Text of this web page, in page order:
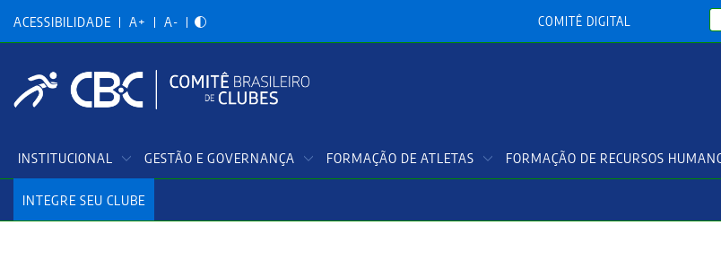
para
conteúdo
ACESSIBILIDADE A+ A- COMITÊ DIGITAL
Principal
INSTITUCIONAL GESTÃO E GOVERNANÇA FORMAÇÃO DE ATLETAS FORMAÇÃO DE RECURSOS
INTEGRE SEU CLUBE